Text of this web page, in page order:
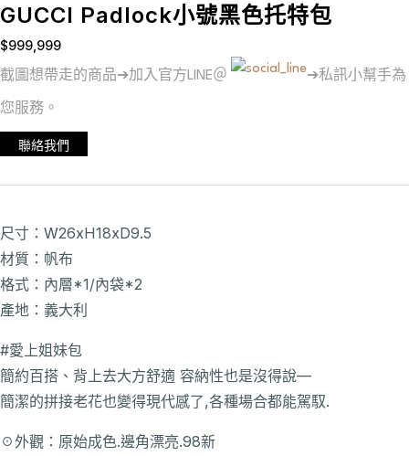
GUCCI Padlock小號黑色托特包
$999,999
截圖想帶走的商品➔加入官方LINE＠ ➔私訊小幫手為
您服務。
聯絡我們
尺寸：W26xH18xD9.5
材質：帆布
格式：內層*1/內袋*2
產地：義大利
#愛上姐妹包
簡約百搭、背上去大方舒適 容納性也是沒得說—
簡潔的拼接老花也變得現代感了,各種場合都能駕馭.
☉外觀：原始成色.邊角漂亮.98新